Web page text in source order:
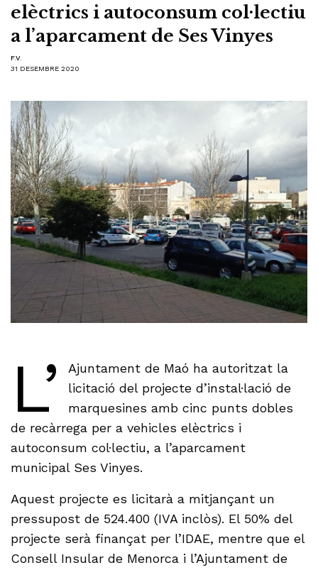
elèctrics i autoconsum col·lectiu
a l’aparcament de Ses Vinyes
F.V.
31 DESEMBRE 2020
L’
Ajuntament de Maó ha autoritzat la
licitació del projecte d’instal·lació de
marquesines amb cinc punts dobles
de recàrrega per a vehicles elèctrics i
autoconsum col·lectiu, a l’aparcament
municipal Ses Vinyes.
Aquest projecte es licitarà a mitjançant un
pressupost de 524.400 (IVA inclòs). El 50% del
projecte serà finançat per l’IDAE, mentre que el
Consell Insular de Menorca i l’Ajuntament de